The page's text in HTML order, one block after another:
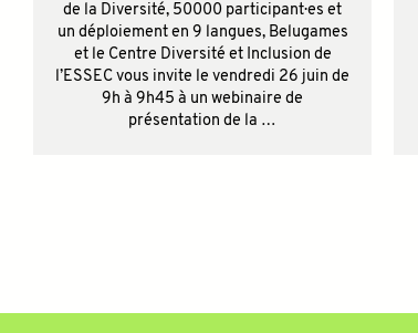
de la Diversité, 50000 participant·es et
un déploiement en 9 langues, Belugames
et le Centre Diversité et Inclusion de
l’ESSEC vous invite le vendredi 26 juin de
9h à 9h45 à un webinaire de
présentation de la …